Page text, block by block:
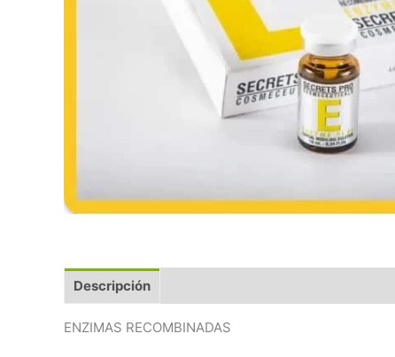
Descripción
ENZIMAS RECOMBINADAS